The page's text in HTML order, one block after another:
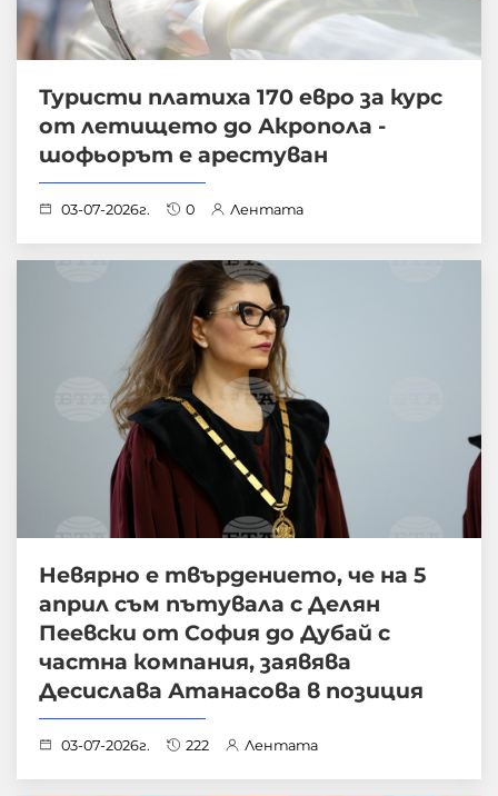
Туристи платиха 170 евро за курс
от летището до Акропола -
шофьорът е арестуван
03-07-2026г. 0 Лентата
Невярно е твърдението, че на 5
април съм пътувала с Делян
Пеевски от София до Дубай с
частна компания, заявява
Десислава Атанасова в позиция
03-07-2026г. 222 Лентата